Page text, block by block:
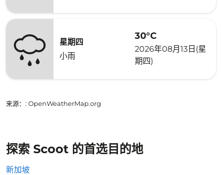
星期四
小雨
30°C
2026年08月13日(星
期四)
来源： : OpenWeatherMap.org
探索 Scoot 的首选目的地
新加坡